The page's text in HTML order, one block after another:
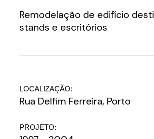
Remodelação de edifício
stands e escritórios
LOCALIZAÇÃO:
Rua Delfim Ferreira, Porto
PROJETO: